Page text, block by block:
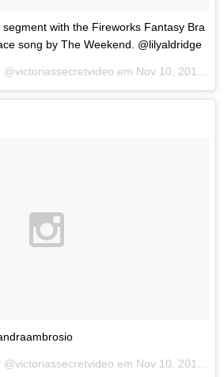
with the Fireworks Fantasy Bra
song by The Weekend. @lilyaldridge
em Nov 10, 2015 s 3:29 PST
em Nov 10, 2015 s 1:45 PST